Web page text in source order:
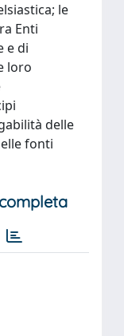
le
Enti
e di
loro
delle
fonti